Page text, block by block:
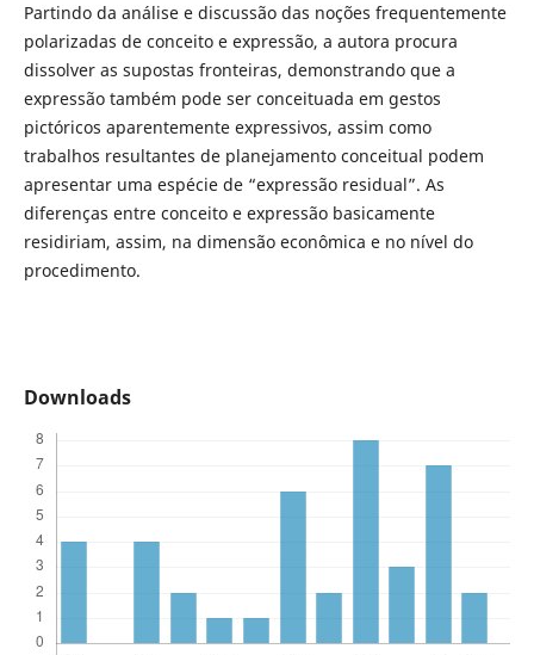
Partindo da análise e discussão das noções frequentemente
polarizadas de conceito e expressão, a autora procura
dissolver as supostas fronteiras, demonstrando que a
expressão também pode ser conceituada em gestos
pictóricos aparentemente expressivos, assim como
trabalhos resultantes de planejamento conceitual podem
apresentar uma espécie de “expressão residual”. As
diferenças entre conceito e expressão basicamente
residiriam, assim, na dimensão econômica e no nível do
procedimento.
Downloads